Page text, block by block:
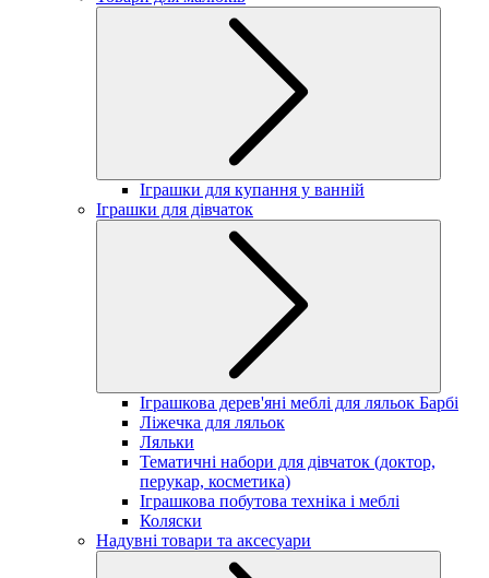
Іграшки для купання у ванній
Іграшки для дівчаток
Іграшкова дерев'яні меблі для ляльок Барбі
Ліжечка для ляльок
Ляльки
Тематичні набори для дівчаток (доктор,
перукар, косметика)
Іграшкова побутова техніка і меблі
Коляски
Надувні товари та аксесуари